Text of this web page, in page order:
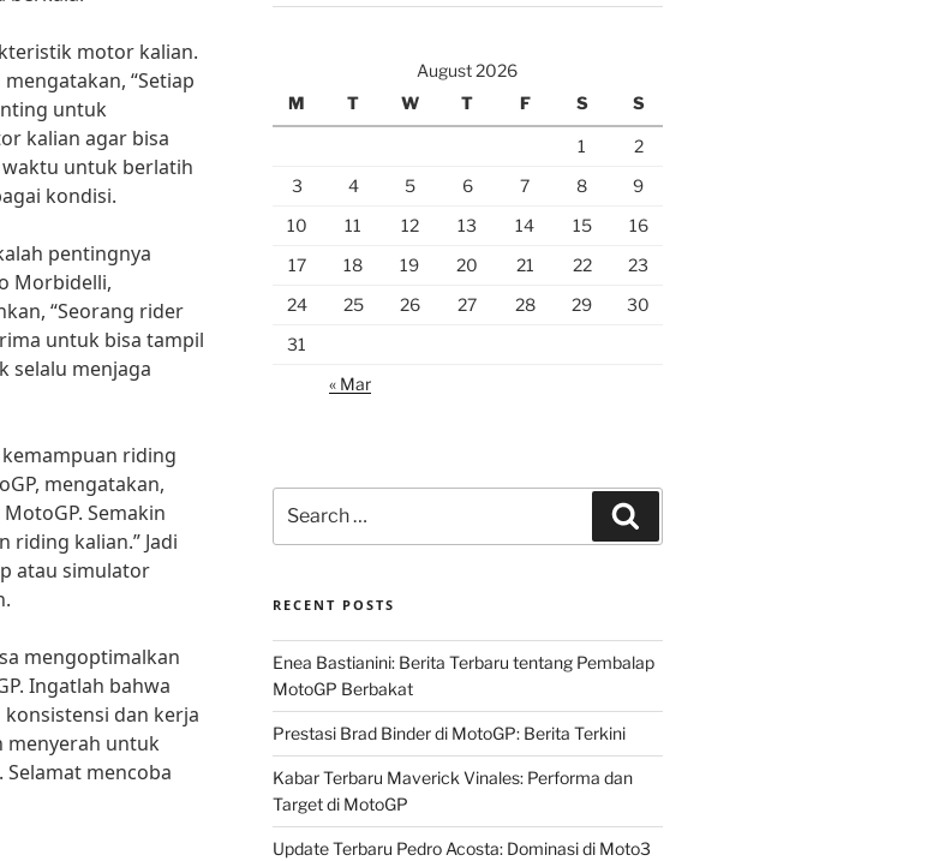
motor kalian.
“Setiap
untuk
kalian agar bisa
untuk berlatih
kondisi.
pentingnya
Morbidelli,
“Seorang rider
untuk bisa tampil
selalu menjaga
riding
mengatakan,
Semakin
riding kalian.” Jadi
atau simulator
mengoptimalkan
Ingatlah bahwa
dan kerja
menyerah untuk
mencoba
August 2026
M
T W T F S S
1
2
3
4 5 6 7 8
9
10
11 12 13 14 15
16
17
18 19 20 21 22
23
24
25 26 27 28 29
30
31
« Mar
for:
RECENT POSTS
Enea Bastianini: Berita Terbaru tentang Pembalap
MotoGP Berbakat
Prestasi Brad Binder di MotoGP: Berita Terkini
Kabar Terbaru Maverick Vinales: Performa dan
Target di MotoGP
Update Terbaru Pedro Acosta: Dominasi di Moto3